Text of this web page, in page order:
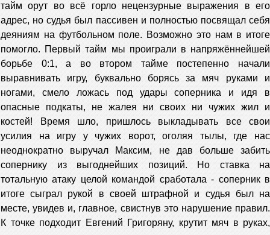
тайм орут во всё горло нецензурные выражения в его
адрес, но судья был пассивен и полностью посвящал себя
деяниям на футбольном поле. Возможно это нам в итоге
помогло. Первый тайм мы проиграли в напряжённейшей
борьбе 0:1, а во втором тайме постепенно начали
выравнивать игру, буквально борясь за мяч руками и
ногами, смело ложась под удары соперника и идя в
опасные подкаты, не жалея ни своих ни чужих жил и
костей! Время шло, пришлось выкладывать все свои
усилия на игру у чужих ворот, оголяя тылы, где нас
неоднократно выручал Максим, не дав больше забить
сопернику из выгоднейших позиций. Но ставка на
тотальную атаку целой командой сработала - соперник в
итоге сыграл рукой в своей штрафной и судья был на
месте, увидев и, главное, свистнув это нарушение правил.
К точке подходит Евгений Григоряну, крутит мяч в руках,